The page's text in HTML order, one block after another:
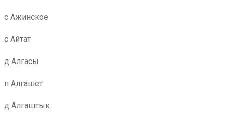
с Ажинское
с Айтат
д Алгасы
п Алгашет
д Алгаштык